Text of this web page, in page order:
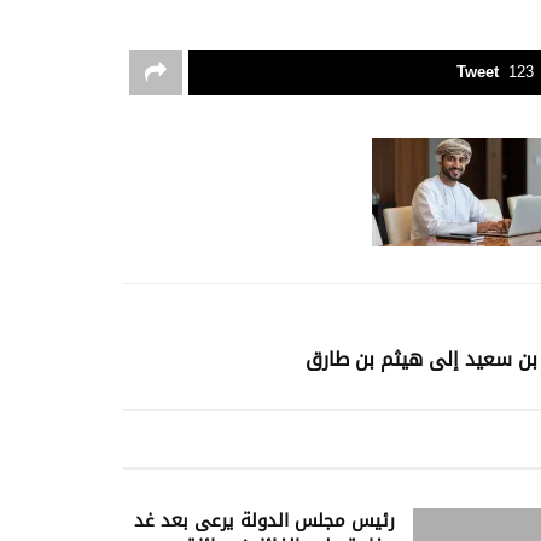
Tweet 123
سعيد إلى هيثم بن طارق
رئيس مجلس الدولة يرعى بعد غد